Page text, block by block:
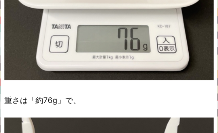
重さは「約76g」で、